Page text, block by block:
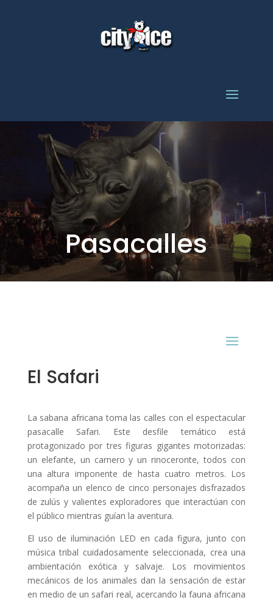
Pasacalles
El Safari
La sabana africana toma las calles con el espectacular
pasacalle Safari. Este desfile temático está
protagonizado por tres figuras gigantes motorizadas:
un elefante, un carnero y un rinoceronte, todos con
una altura imponente de hasta cuatro metros. Los
acompaña un elenco de cinco personajes disfrazados
de zulús y valientes exploradores que interactúan con
el público mientras guían la aventura.
El uso de iluminación LED en cada figura, junto con
música tribal cuidadosamente seleccionada, crea una
ambientación exótica y salvaje. Los movimientos
mecánicos de los animales dan la sensación de estar
en medio de un safari real, acercando la fauna africana